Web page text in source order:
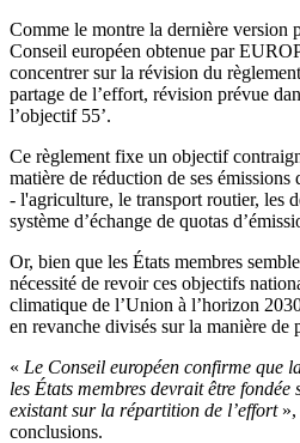
Comme le montre la dernière version
Conseil européen obtenue par
concentrer sur la révision du
partage de l’effort, révision prévue
l’objectif 55’.
Ce règlement fixe un objectif
matière de réduction de ses émissions
- l'agriculture, le transport routier, les
système d’échange de quotas
Or, bien que les États membres
nécessité de revoir ces objectifs
climatique de l’Union à l’horizon
en revanche divisés sur la manière de
« Le Conseil européen confirme que
les États membres devrait être
existant sur la répartition de l’effort»,
conclusions.